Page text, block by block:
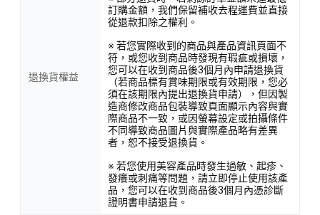
退換貨權益
訂購金額，我們保留補收去程運費並直接
從退款扣除之權利。
※ 若您實際收到的商品與產品資訊頁面不
符，或您收到商品時發現有瑕疵或損壞，
您可以在收到商品後3個月內申請退換貨
（若商品標有賞味期限或有效期限，您必
須在該期限內提出退換貨申請），但因製
造商修改商品包裝導致頁面顯示內容與實
際商品不一致，或因螢幕設定或拍攝條件
不同導致商品圖片與實際產品略有差異
者，恕不接受退換貨。
※ 若您使用美容產品時發生過敏、起疹、
發癢或刺痛等問題，請立即停止使用該產
品，您可以在收到商品後3個月內憑診斷
證明書申請退貨。